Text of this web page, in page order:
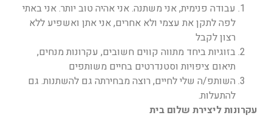
עבודה פנימית, אני משתנה. אני אהיה טוב יותר. אני באתי
לפה לתקן את עצמי ולא אחרים, אני אתן ואשפיע ללא
רצון לקבל
בזוגיות ביחד מתווה קווים חשובים, עקרונות מנחים,
תיאום ציפויות וסטנדרטים בחיים משותפים
השותפ/ה שלי לחיים, רוצה מבחירתה גם להשתנות. גם
להתעלות.
עקרונות ליצירת שלום בית